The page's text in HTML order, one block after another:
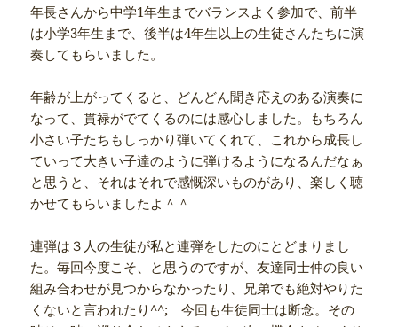
年長さんから中学1年生までバランスよく参加で、前半
は小学3年生まで、後半は4年生以上の生徒さんたちに演
奏してもらいました。
年齢が上がってくると、どんどん聞き応えのある演奏に
なって、貫禄がでてくるのには感心しました。もちろん
小さい子たちもしっかり弾いてくれて、これから成長し
ていって大きい子達のように弾けるようになるんだなぁ
と思うと、それはそれで感慨深いものがあり、楽しく聴
かせてもらいましたよ＾＾
連弾は３人の生徒が私と連弾をしたのにとどまりまし
た。毎回今度こそ、と思うのですが、友達同士仲の良い
組み合わせが見つからなかったり、兄弟でも絶対やりた
くないと言われたり^^; 今回も生徒同士は断念。その